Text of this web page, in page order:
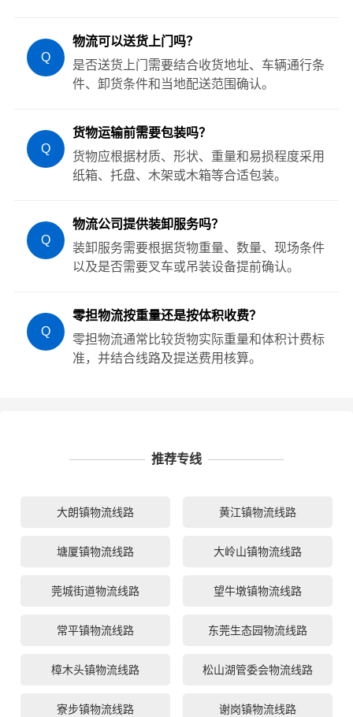
Q
物流可以送货上门吗？
是否送货上门需要结合收货地址、车辆通行条
件、卸货条件和当地配送范围确认。
Q
货物运输前需要包装吗？
货物应根据材质、形状、重量和易损程度采用
纸箱、托盘、木架或木箱等合适包装。
Q
物流公司提供装卸服务吗？
装卸服务需要根据货物重量、数量、现场条件
以及是否需要叉车或吊装设备提前确认。
Q
零担物流按重量还是按体积收费？
零担物流通常比较货物实际重量和体积计费标
准，并结合线路及提送费用核算。
推荐专线
大朗镇物流线路 黄江镇物流线路
塘厦镇物流线路 大岭山镇物流线路
莞城街道物流线路 望牛墩镇物流线路
常平镇物流线路 东莞生态园物流线路
樟木头镇物流线路 松山湖管委会物流线路
寮步镇物流线路 谢岗镇物流线路